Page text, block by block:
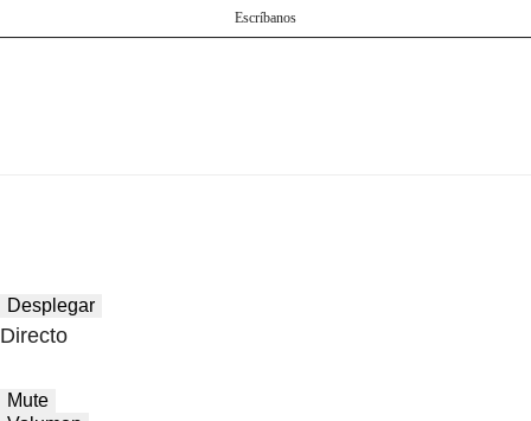
Escríbanos
Desplegar
Directo
Mute